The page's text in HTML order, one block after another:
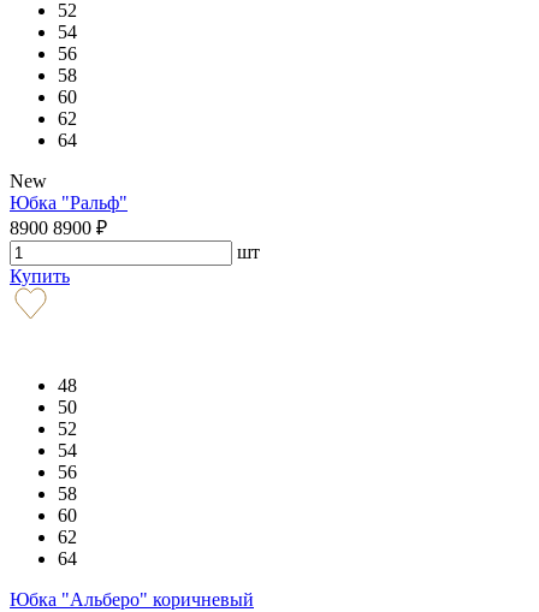
52
54
56
58
60
62
64
New
Юбка "Ральф"
8900 8900 ₽
шт
Купить
48
50
52
54
56
58
60
62
64
Юбка "Альберо" коричневый